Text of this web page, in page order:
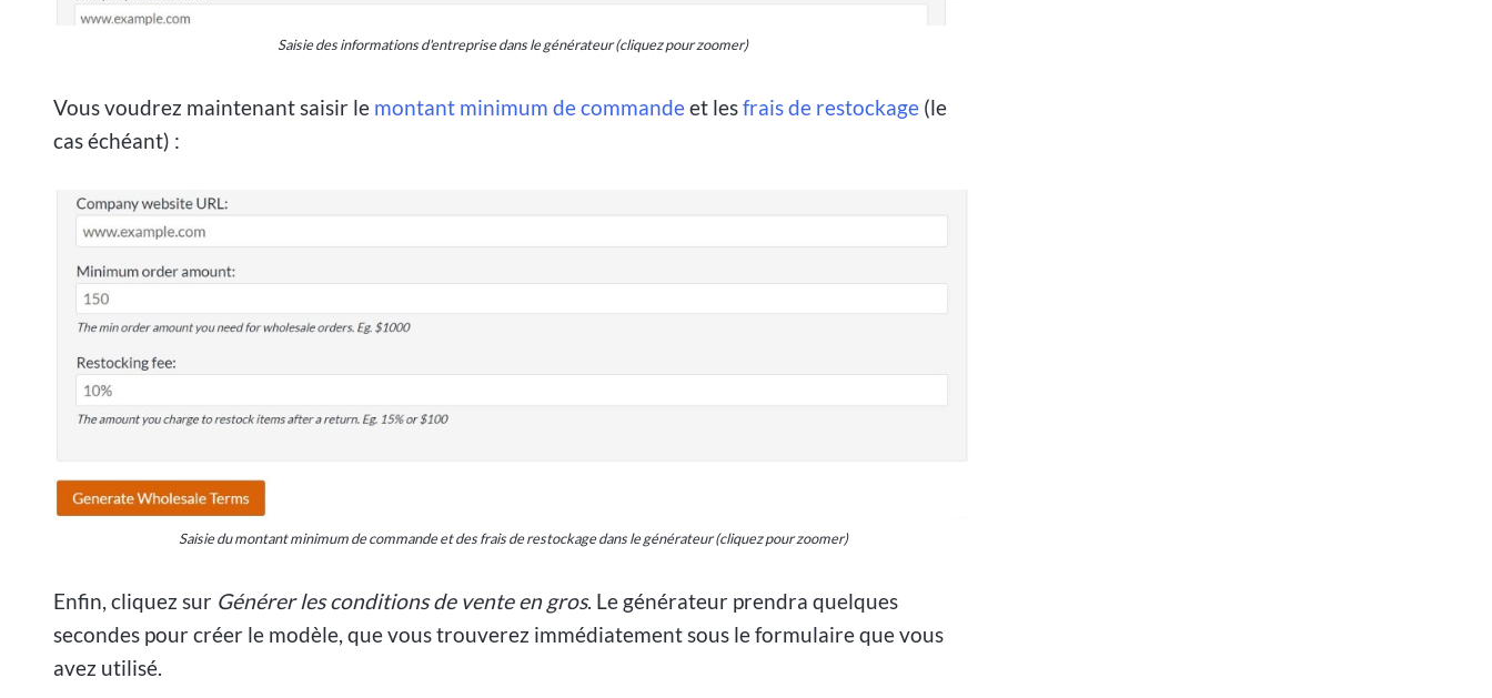
Saisie des informations d'entreprise dans le générateur (cliquez pour zoomer)
Vous voudrez maintenant saisir le montant minimum de commandeet lesfrais de restockage (le
cas échéant) :
Saisie du montant minimum de commande et des frais de restockage dans le générateur (cliquez pour zoomer)
Enfin, cliquez sur Générer les conditions de vente en gros. Le générateur prendra quelques
secondes pour créer le modèle, que vous trouverez immédiatement sous le formulaire que vous
avez utilisé.